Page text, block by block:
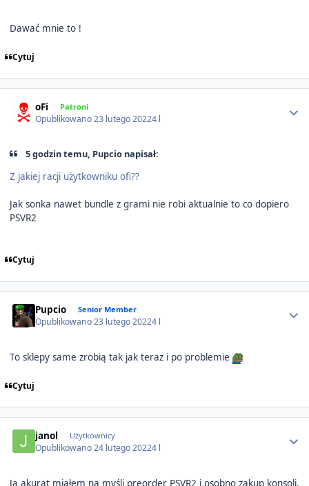
Dawać mnie to !
Cytuj
oFi Patroni
Opublikowano23 lutego 20224 l
5 godzin temu, Pupcio napisał:
Z jakiej racji użytkowniku ofi??
Jak sonka nawet bundle z grami nie robi aktualnie to co dopiero
PSVR2
Cytuj
Pupcio Senior Member
Opublikowano23 lutego 20224 l
To sklepy same zrobią tak jak teraz i po problemie
Cytuj
janol Użytkownicy
Opublikowano24 lutego 20224 l
Ja akurat miałem na myśli preorder PSVR2 i osobno zakup konsoli,